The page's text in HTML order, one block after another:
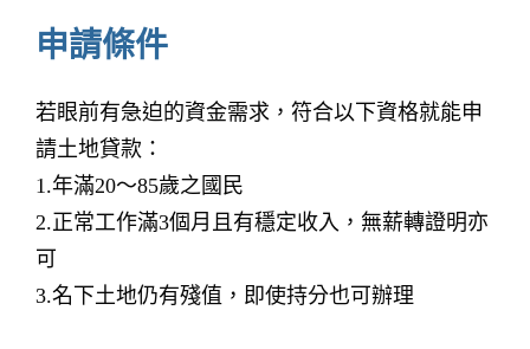
申請條件
若眼前有急迫的資金需求，符合以下資格就能申
請土地貸款：
1.年滿20～85歲之國民
2.正常工作滿3個月且有穩定收入，無薪轉證明亦
可
3.名下土地仍有殘值，即使持分也可辦理